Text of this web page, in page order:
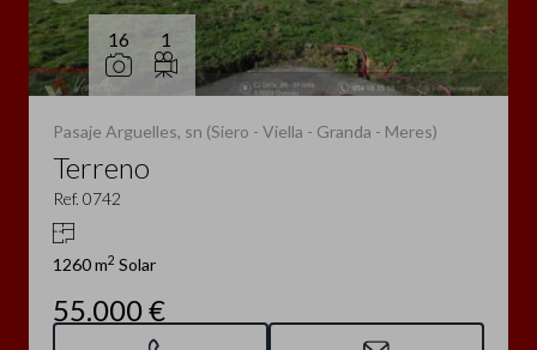
16 1
Pasaje Arguelles, sn (Siero - Viella - Granda - Meres)
Terreno
Ref. 0742
1260 m2 Solar
55.000 €